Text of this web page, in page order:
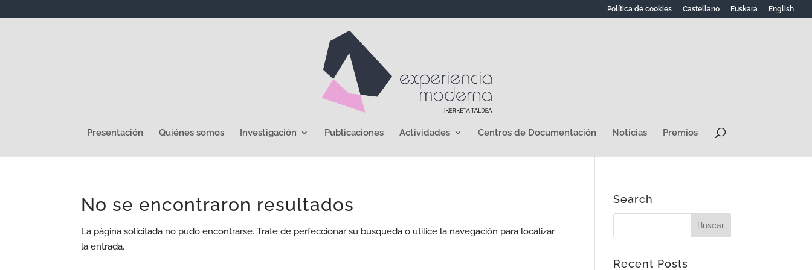
Política de cookies Castellano Euskara English
Presentación Quiénes somos Investigación Publicaciones Actividades Centros de Documentación Noticias Premios
No se encontraron resultados
La página solicitada no pudo encontrarse. Trate de perfeccionar su búsqueda o utilice la navegación para localizar
la entrada.
Search
Recent Posts